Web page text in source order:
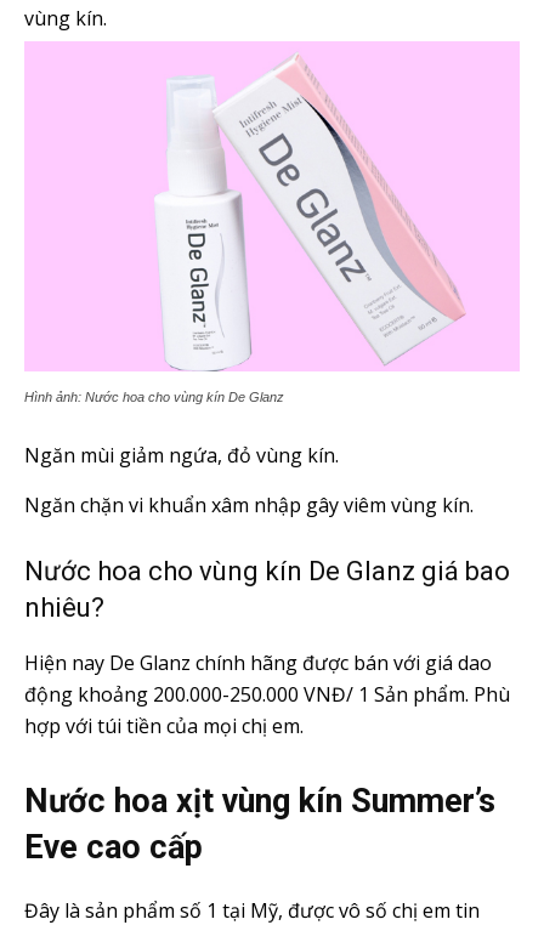
vùng kín.
Hình ảnh: Nước hoa cho vùng kín De Glanz
Ngăn mùi giảm ngứa, đỏ vùng kín.
Ngăn chặn vi khuẩn xâm nhập gây viêm vùng kín.
Nước hoa cho vùng kín De Glanz giá bao
nhiêu?
Hiện nay De Glanz chính hãng được bán với giá dao
động khoảng 200.000-250.000 VNĐ/ 1 Sản phẩm. Phù
hợp với túi tiền của mọi chị em.
Nước hoa xịt vùng kín Summer’s
Eve cao cấp
Đây là sản phẩm số 1 tại Mỹ, được vô số chị em tin